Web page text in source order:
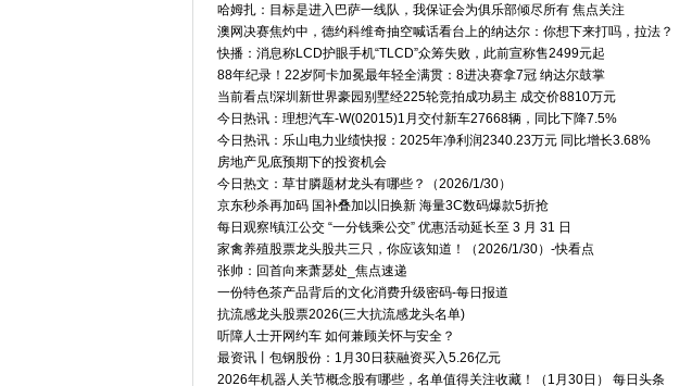
哈姆扎：目标是进入巴萨一线队，我保证会为俱乐部倾尽所有 焦点关注
澳网决赛焦灼中，德约科维奇抽空喊话看台上的纳达尔：你想下来打吗，拉法？
快播：消息称LCD护眼手机“TLCD”众筹失败，此前宣称售2499元起
88年纪录！22岁阿卡加冕最年轻全满贯：8进决赛拿7冠 纳达尔鼓掌
当前看点!深圳新世界豪园别墅经225轮竞拍成功易主 成交价8810万元
今日热讯：理想汽车-W(02015)1月交付新车27668辆，同比下降7.5%
今日热讯：乐山电力业绩快报：2025年净利润2340.23万元 同比增长3.68%
房地产见底预期下的投资机会
今日热文：草甘膦题材龙头有哪些？（2026/1/30）
京东秒杀再加码 国补叠加以旧换新 海量3C数码爆款5折抢
每日观察!镇江公交 “一分钱乘公交” 优惠活动延长至 3 月 31 日
家禽养殖股票龙头股共三只，你应该知道！（2026/1/30）-快看点
张帅：回首向来萧瑟处_焦点速递
一份特色茶产品背后的文化消费升级密码-每日报道
抗流感龙头股票2026(三大抗流感龙头名单)
听障人士开网约车 如何兼顾关怀与安全？
最资讯丨包钢股份：1月30日获融资买入5.26亿元
2026年机器人关节概念股有哪些，名单值得关注收藏！（1月30日） 每日头条